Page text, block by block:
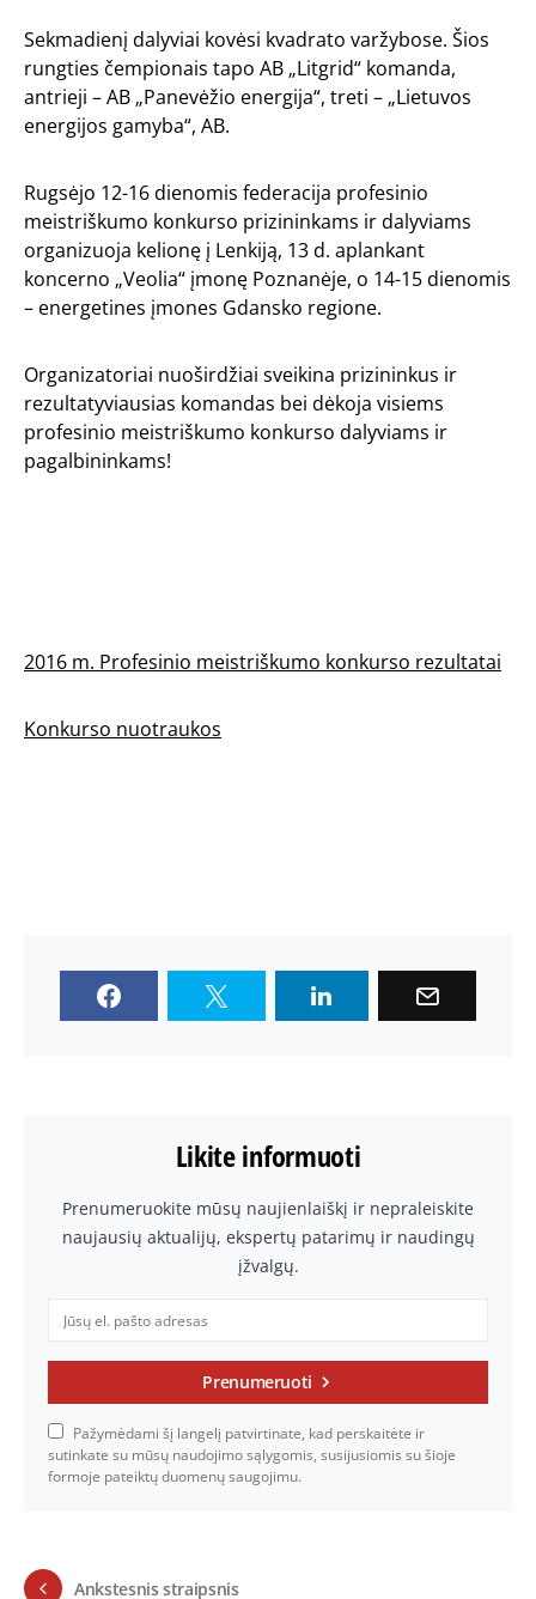
Sekmadienį dalyviai kovėsi kvadrato varžybose. Šios
rungties čempionais tapo AB „Litgrid“ komanda,
antrieji – AB „Panevėžio energija“, treti – „Lietuvos
energijos gamyba“, AB.
Rugsėjo 12-16 dienomis federacija profesinio
meistriškumo konkurso prizininkams ir dalyviams
organizuoja kelionę į Lenkiją, 13 d. aplankant
koncerno „Veolia“ įmonę Poznanėje, o 14-15 dienomis
– energetines įmones Gdansko regione.
Organizatoriai nuoširdžiai sveikina prizininkus ir
rezultatyviausias komandas bei dėkoja visiems
profesinio meistriškumo konkurso dalyviams ir
pagalbininkams!
2016 m. Profesinio meistriškumo konkurso rezultatai
Konkurso nuotraukos
Likite informuoti
Prenumeruokite mūsų naujienlaiškį ir nepraleiskite
naujausių aktualijų, ekspertų patarimų ir naudingų
įžvalgų.
Prenumeruoti
Pažymėdami šį langelį patvirtinate, kad perskaitėte ir
sutinkate su mūsų naudojimo sąlygomis, susijusiomis su šioje
formoje pateiktų duomenų saugojimu.
Ankstesnis straipsnis